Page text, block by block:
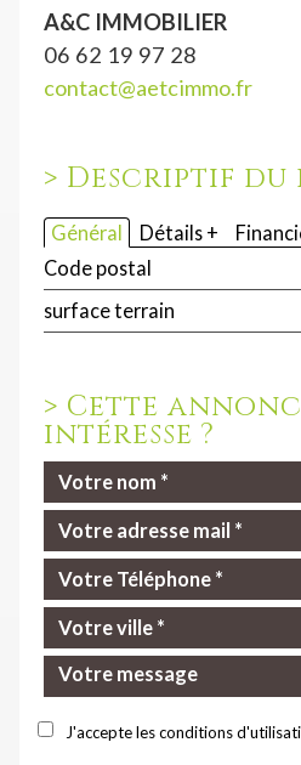
A&C IMMOBILIER
06 62 19 97 28
contact@aetcimmo.fr
> Descriptif du
Général Détails +
Code postal
surface terrain
> Cette
intéresse ?
J'accepte les conditions